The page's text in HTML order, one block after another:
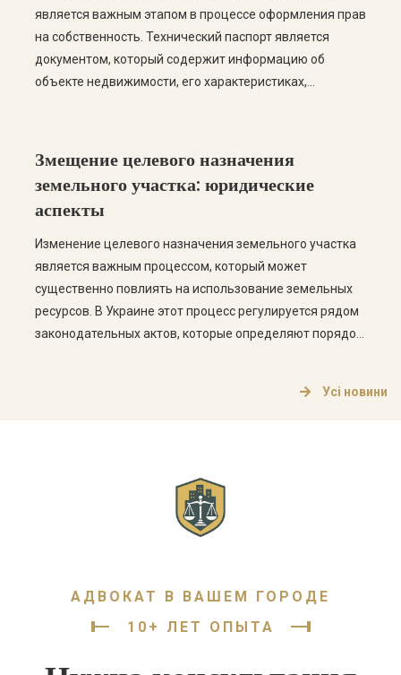
является важным этапом в процессе оформления прав
на собственность. Технический паспорт является
документом, который содержит информацию об
объекте недвижимости, его характеристиках,
распространенные вопросы по этой теме. Этапы
получения технического […]
Змещение целевого назначения
земельного участка: юридические
аспекты
Изменение целевого назначения земельного участка
является важным процессом, который может
существенно повлиять на использование земельных
ресурсов. В Украине этот процесс регулируется рядом
законодательных актов, которые определяют порядок
такое целевое назначение земельного участка?
Усі новини
АДВОКАТ В ВАШЕМ ГОРОДЕ
10+ ЛЕТ ОПЫТА